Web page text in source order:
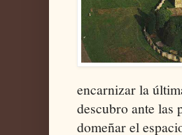
encarnizar la
descubro ante las
domeñar el